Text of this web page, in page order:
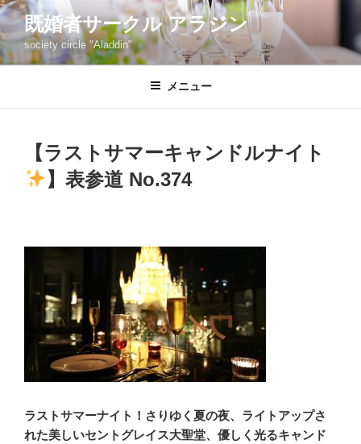
コ
ン
テ
ン
既婚者サークル アラジン
society circle "Aladdin"
メニュー
【ラストサマーキャンドルナイト
】表参道 No.374
ラストサマーナイト！さりゆく夏の夜、ライトアップさ
れた美しいセントグレイス大聖堂、優しく光るキャンド